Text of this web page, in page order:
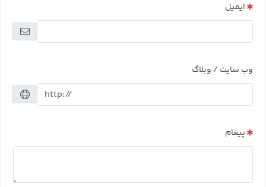
ایمیل
وب سایت / وبلاگ
پیغام